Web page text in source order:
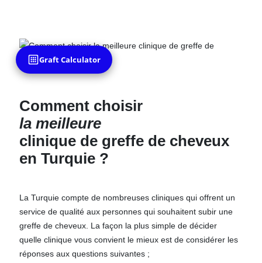
Comment choisir
la meilleure
clinique de greffe de cheveux
en Turquie ?
La Turquie compte de nombreuses cliniques qui offrent un
service de qualité aux personnes qui souhaitent subir une
greffe de cheveux. La façon la plus simple de décider
quelle clinique vous convient le mieux est de considérer les
réponses aux questions suivantes ;
Graft Calculator